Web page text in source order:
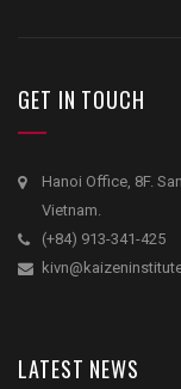
GET IN TOUCH
Hanoi Office, 8F.
Vietnam.
(+84) 913-341-425
LATEST NEWS